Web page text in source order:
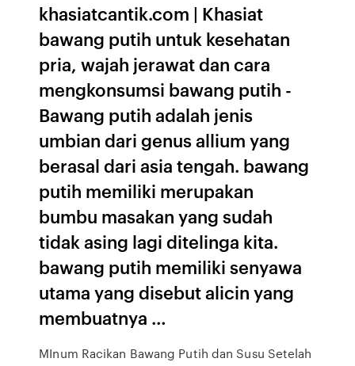
khasiatcantik.com | Khasiat
bawang putih untuk kesehatan
pria, wajah jerawat dan cara
mengkonsumsi bawang putih -
Bawang putih adalah jenis
umbian dari genus allium yang
berasal dari asia tengah. bawang
putih memiliki merupakan
bumbu masakan yang sudah
tidak asing lagi ditelinga kita.
bawang putih memiliki senyawa
utama yang disebut alicin yang
membuatnya …
MInum Racikan Bawang Putih dan Susu Setelah